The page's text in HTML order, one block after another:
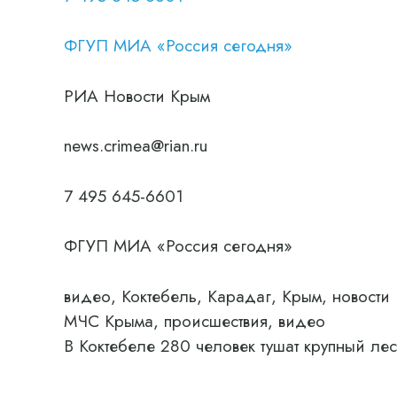
ФГУП МИА «Россия сегодня»
РИА Новости Крым
news.crimea@rian.ru
7 495 645-6601
ФГУП МИА «Россия сегодня»
видео, Коктебель, Карадаг, Крым,
МЧС Крыма, происшествия, видео
В Коктебеле 280 человек тушат крупный